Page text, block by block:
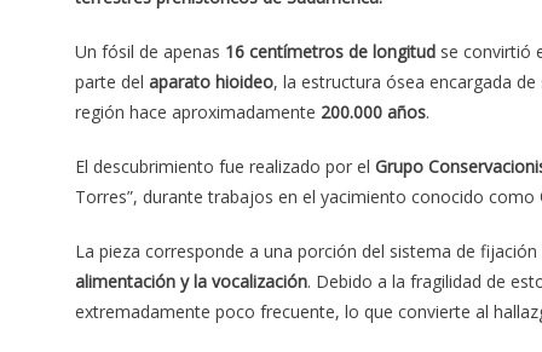
Un fósil de apenas 16 centímetros de longitud se convirtió
parte del aparato hioideo, la estructura ósea encargada
región hace aproximadamente 200.000 años.
El descubrimiento fue realizado por el Grupo
Torres”, durante trabajos en el yacimiento conocido como
La pieza corresponde a una porción del sistema de
alimentación y la vocalización. Debido a la fragilidad de
extremadamente poco frecuente, lo que convierte al